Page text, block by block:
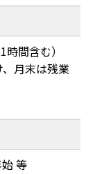
間含む）
月末は残業
等